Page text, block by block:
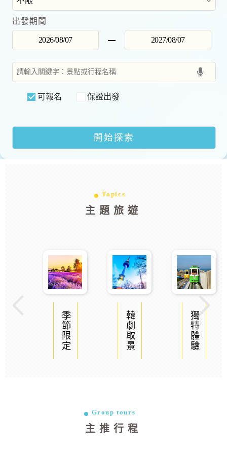
出發期間
可報名 保證出發
Topics
主題旅遊
季節限定 韓劇取景 獨特體驗
Group tours
主推行程